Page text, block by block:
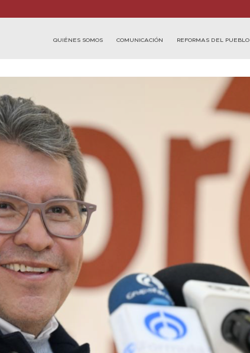
QUIÉNES SOMOS COMUNICACIÓN REFORMAS DEL PUEBLO